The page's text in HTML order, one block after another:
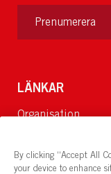
Prenumerera
LÄNKAR
Organisation
Lediga jobb
Nyheter och
By clicking “Accept All
your device to enhance